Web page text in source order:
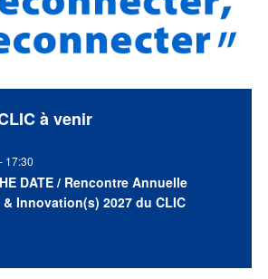
à venir
- 17:30
DATE / Rencontre Annuelle
Innovation(s) 2027 du CLIC